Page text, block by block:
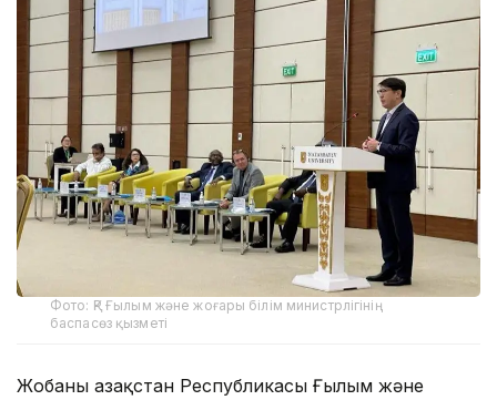
Фото: ҚР Ғылым және жоғары білім министрлігінің
баспасөз қызметі
Жобаны Қазақстан Республикасы Ғылым және